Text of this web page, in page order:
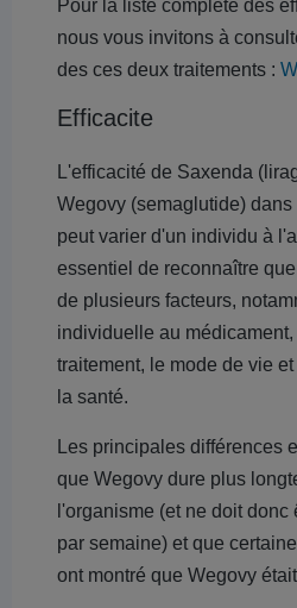
Pour la liste complète des
nous vous invitons à
des ces deux traitements :
Efficacite
L'efficacité de Saxenda
Wegovy (semaglutide)
peut varier d'un individu à
essentiel de reconnaître
de plusieurs facteurs,
individuelle au
traitement, le mode de vie
la santé.
Les principales différences
que Wegovy dure plus
l'organisme (et ne doit
par semaine) et que
ont montré que Wegovy